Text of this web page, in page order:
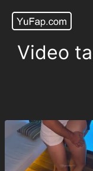
Video